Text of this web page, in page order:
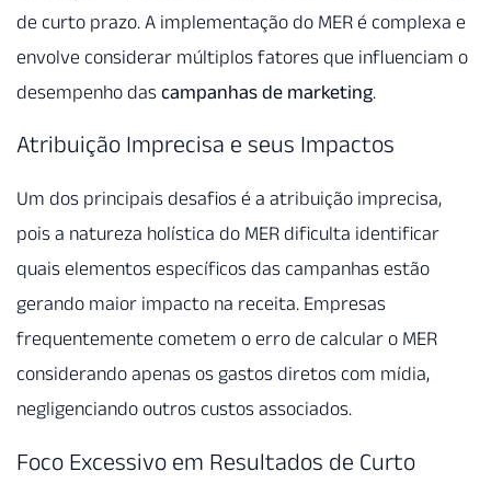
de curto prazo. A implementação do MER é complexa e
envolve considerar múltiplos fatores que influenciam o
desempenho das campanhas de marketing.
Atribuição Imprecisa e seus Impactos
Um dos principais desafios é a atribuição imprecisa,
pois a natureza holística do MER dificulta identificar
quais elementos específicos das campanhas estão
gerando maior impacto na receita. Empresas
frequentemente cometem o erro de calcular o MER
considerando apenas os gastos diretos com mídia,
negligenciando outros custos associados.
Foco Excessivo em Resultados de Curto